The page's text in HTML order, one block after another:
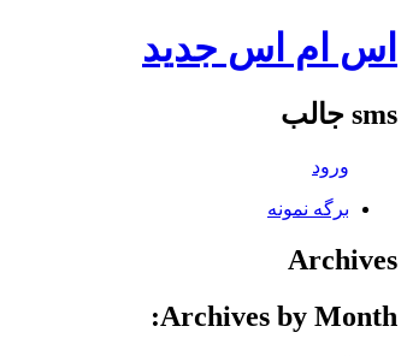
اس ام اس جدید
sms جالب
ورود
برگه نمونه
Archives
Archives by Month: